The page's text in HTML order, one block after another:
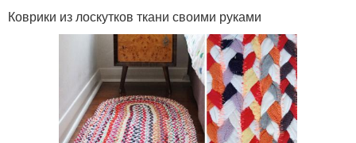
Коврики из лоскутков ткани своими руками